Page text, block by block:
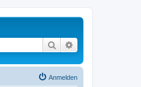
Suche
Anmelden